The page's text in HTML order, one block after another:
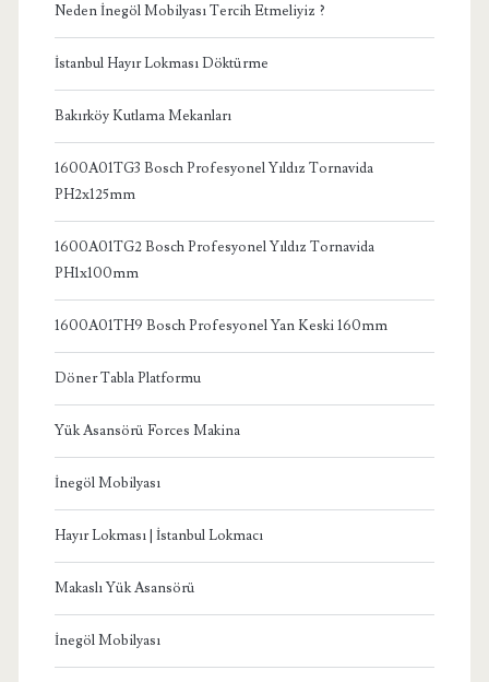
Neden İnegöl Mobilyası Tercih Etmeliyiz ?
İstanbul Hayır Lokması Döktürme
Bakırköy Kutlama Mekanları
1600A01TG3 Bosch Profesyonel Yıldız Tornavida
PH2x125mm
1600A01TG2 Bosch Profesyonel Yıldız Tornavida
PH1x100mm
1600A01TH9 Bosch Profesyonel Yan Keski 160mm
Döner Tabla Platformu
Yük Asansörü Forces Makina
İnegöl Mobilyası
Hayır Lokması | İstanbul Lokmacı
Makaslı Yük Asansörü
İnegöl Mobilyası